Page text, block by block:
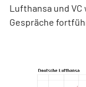
Lufthansa und
Gespräche